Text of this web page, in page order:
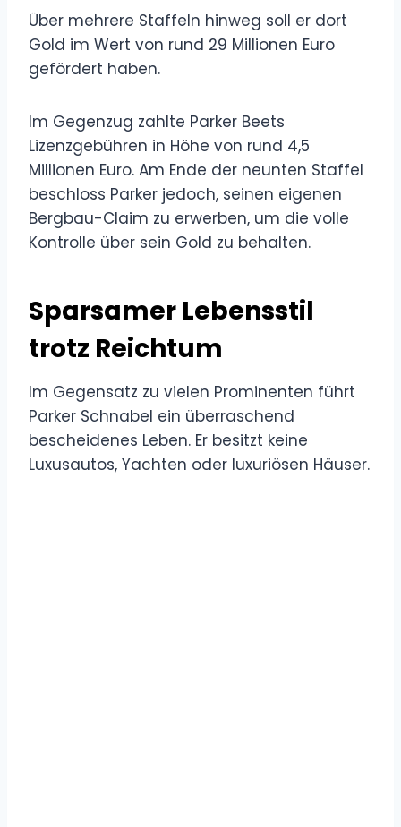
Über mehrere Staffeln hinweg soll er dort
Gold im Wert von rund 29 Millionen Euro
gefördert haben.
Im Gegenzug zahlte Parker Beets
Lizenzgebühren in Höhe von rund 4,5
Millionen Euro. Am Ende der neunten Staffel
beschloss Parker jedoch, seinen eigenen
Bergbau-Claim zu erwerben, um die volle
Kontrolle über sein Gold zu behalten.
Sparsamer Lebensstil
trotz Reichtum
Im Gegensatz zu vielen Prominenten führt
Parker Schnabel ein überraschend
bescheidenes Leben. Er besitzt keine
Luxusautos, Yachten oder luxuriösen Häuser.